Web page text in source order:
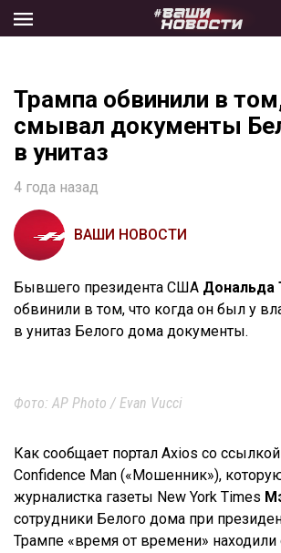
the
Трампа обвинили в
смывал документы
в унитаз
4 года назад
ВАШИ НОВОСТИ
Бывшего президента США Дональда
обвинили в том, что когда он был у
в унитаз Белого дома документы.
Фото: AP Photo / Evan Vucci
Как сообщает портал Axios со
Confidence Man («Мошенник»),
журналистка газеты New York Times
сотрудники Белого дома при
Трампе «время от времени»